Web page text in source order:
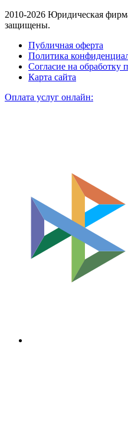
2010-2026 Юридическая
защищены.
Публичная оферта
Политика
Согласие на обработку
Карта сайта
Оплата услуг онлайн: